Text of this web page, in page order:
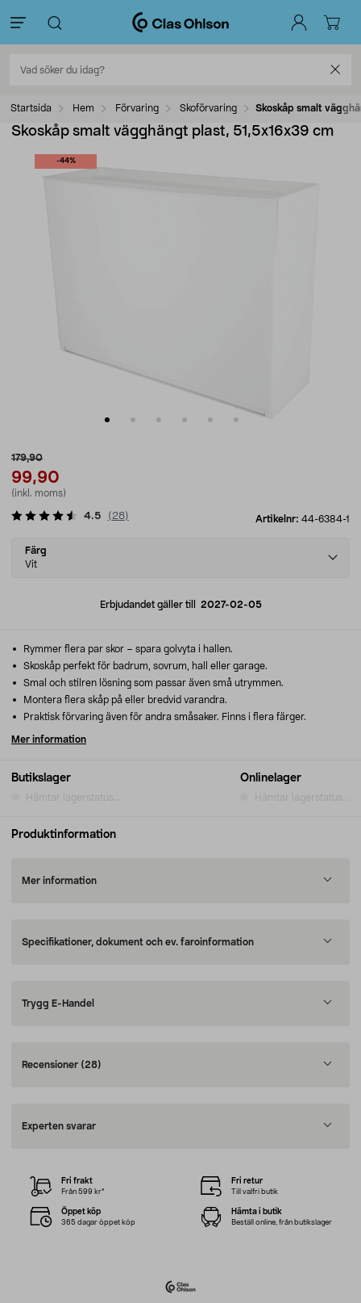
Startsida Hem Förvaring Skoförvaring Skoskåp smalt
Skoskåp smalt vägghängt plast, 51,5x16x39 cm
-44%
179,90
99,90
(inkl. moms)
Artikelnr: 44-6384-1
4.5 ( 28)
Select
variant
Färg
Vit
Erbjudandet gäller till 2027-02-05
Butikslager
Hämtar lagerstatus...
Onlinelager
Hämtar lagerstatus...
Rymmer flera par skor – spara golvyta i hallen.
Skoskåp perfekt för badrum, sovrum, hall eller garage.
Smal och stilren lösning som passar även små utrymmen.
Montera flera skåp på eller bredvid varandra.
Praktisk förvaring även för andra småsaker. Finns i flera färger.
Mer information
Produktinformation
Mer information
Specifikationer, dokument och ev. faroinformation
Trygg E-Handel
Recensioner (28)
Experten svarar
Fri frakt
Från 599 kr*
Fri retur
Till valfri butik
Öppet köp
365 dagar öppet köp
Hämta i butik
Beställ online, från butikslager